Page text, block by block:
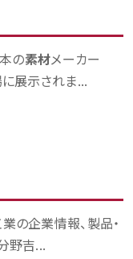
の素材メーカー
展示されま...
の企業情報、製品・
野吉...